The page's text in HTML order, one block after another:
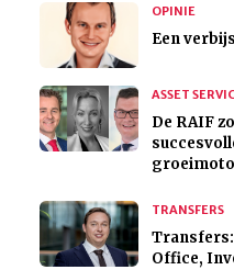
OPINIE
Een
ASSET
De RAIF
TRANSFERS
Office,